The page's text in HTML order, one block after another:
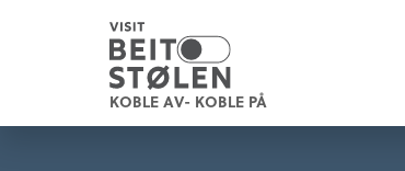
KOBLE AV- KOBLE PÅ